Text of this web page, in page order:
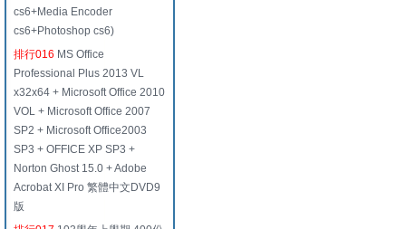
cs6+Media Encoder
cs6+Photoshop cs6)
排行016 MS Office
Professional Plus 2013 VL
x32x64 + Microsoft Office 2010
VOL + Microsoft Office 2007
SP2 + Microsoft Office2003
SP3 + OFFICE XP SP3 +
Norton Ghost 15.0 + Adobe
Acrobat XI Pro 繁體中文DVD9
版